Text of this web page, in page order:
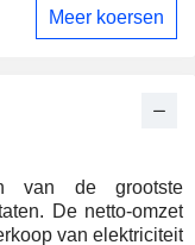
van de grootste
De netto-omzet
Meer koersen